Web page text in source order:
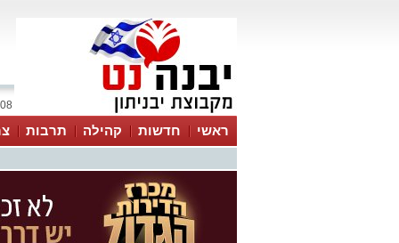
08 אוגוסט 2026 / 19:44
ראשי חדשות קהילה תרבות